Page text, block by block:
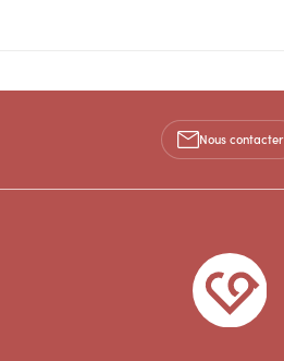
Nous contacter